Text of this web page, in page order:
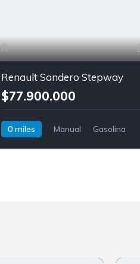
Renault Sandero Stepway
$77.900.000
0 miles Manual
Gasolina